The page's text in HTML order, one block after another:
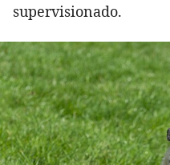
supervisionado.